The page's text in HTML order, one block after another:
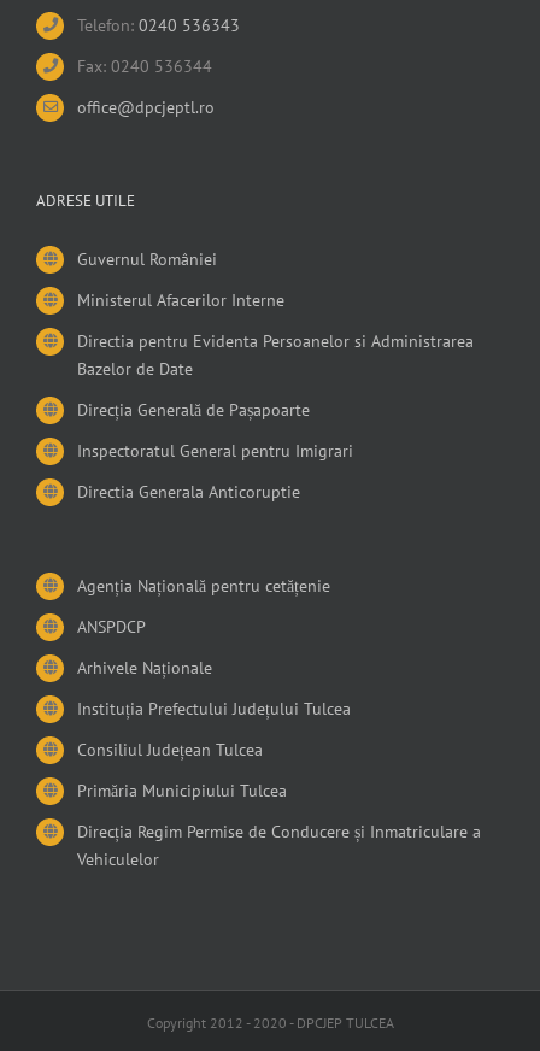
Telefon: 0240 536343
Fax: 0240 536344
office@dpcjeptl.ro
ADRESE UTILE
Guvernul României
Ministerul Afacerilor Interne
Directia pentru Evidenta Persoanelor si Administrarea
Bazelor de Date
Direcția Generală de Pașapoarte
Inspectoratul General pentru Imigrari
Directia Generala Anticoruptie
Agenția Națională pentru cetățenie
ANSPDCP
Arhivele Naționale
Instituția Prefectului Județului Tulcea
Consiliul Județean Tulcea
Primăria Municipiului Tulcea
Direcția Regim Permise de Conducere și Inmatriculare a
Vehiculelor
Copyright 2012 - 2020 - DPCJEP TULCEA